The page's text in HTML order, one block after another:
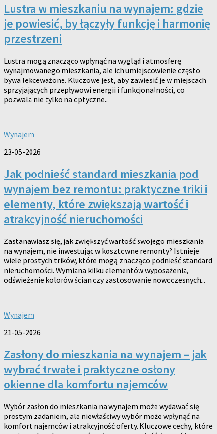
Lustra w mieszkaniu na wynajem: gdzie
je powiesić, by łączyły funkcję i harmonię
przestrzeni
Lustra mogą znacząco wpłynąć na wygląd i atmosferę
wynajmowanego mieszkania, ale ich umiejscowienie często
bywa lekceważone. Kluczowe jest, aby zawiesić je w miejscach
sprzyjających przepływowi energii i funkcjonalności, co
pozwala nie tylko na optyczne...
Wynajem
23-05-2026
Jak podnieść standard mieszkania pod
wynajem bez remontu: praktyczne triki i
elementy, które zwiększają wartość i
atrakcyjność nieruchomości
Zastanawiasz się, jak zwiększyć wartość swojego mieszkania
na wynajem, nie inwestując w kosztowne remonty? Istnieje
wiele prostych trików, które mogą znacząco podnieść standard
nieruchomości. Wymiana kilku elementów wyposażenia,
odświeżenie kolorów ścian czy zastosowanie nowoczesnych...
Wynajem
21-05-2026
Zasłony do mieszkania na wynajem – jak
wybrać trwałe i praktyczne osłony
okienne dla komfortu najemców
Wybór zasłon do mieszkania na wynajem może wydawać się
prostym zadaniem, ale niewłaściwy wybór może wpłynąć na
komfort najemców i atrakcyjność oferty. Kluczowe cechy, które